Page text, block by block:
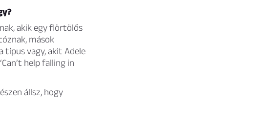
akik egy flörtölős
mások
típus vagy, akit Adele
help falling in
állsz, hogy